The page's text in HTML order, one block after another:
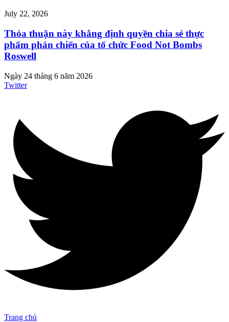
July 22, 2026
Thỏa thuận này khẳng định quyền chia sẻ thực
phẩm phản chiến của tổ chức Food Not Bombs
Roswell
Ngày 24 tháng 6 năm 2026
Twitter
Trang chủ